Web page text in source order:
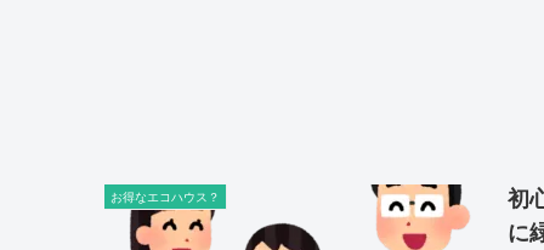
お得なエコハウス？
初
に